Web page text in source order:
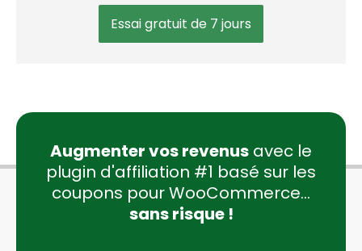
Essai gratuit de 7 jours
Augmenter vos revenus avec le
plugin d'affiliation #1 basé sur les
coupons pour WooCommerce...
sans risque !